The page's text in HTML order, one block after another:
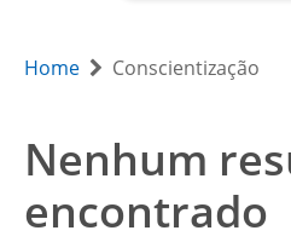
Home Conscientização
Nenhum
encontrado